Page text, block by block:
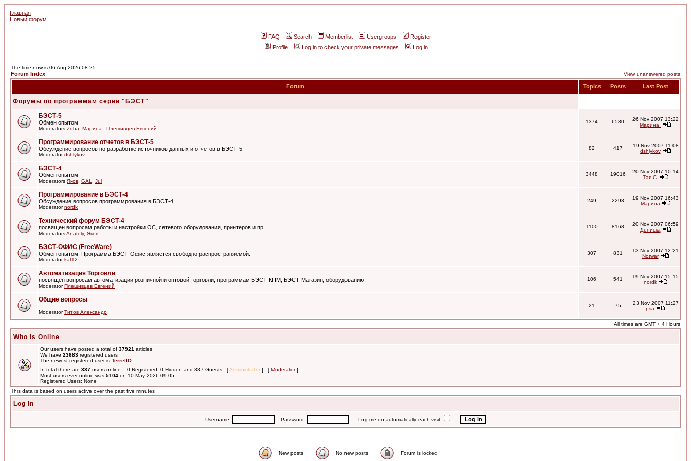
Главная
Новый форум
FAQ Search Memberlist Usergroups
Register
Profile
Log in to check your private messages Log in
The time now is 06 Aug 2026 08:25
Forum Index View unanswered posts
Forum Topics Posts Last Post
Форумы по программам серии "БЭСТ"
БЭСТ-5
Обмен опытом
Moderators Zoha Марина. Плешивцев Евгений
1374 6580
26 Nov 2007 13:22
Марина.
Программирование отчетов в БЭСТ-5
Обсуждение вопросов по разработке источников данных и отчетов в БЭСТ-5
Moderatordshlykov
82 417
19 Nov 2007 11:08
dshlykov
БЭСТ-4
Обмен опытом
Moderators Яков GAL Jul
3448 19016
20 Nov 2007 10:14
Тая С.
Программирование в БЭСТ-4
Обсуждение вопросов программрования в БЭСТ-4
Moderatornordk
249 2293
19 Nov 2007 16:43
Марина
Технический форум БЭСТ-4
посвящен вопросам работы и настройки ОС, сетевого оборудования, принтеров и пр.
ModeratorsAnatoly, Яков
1100 8168
20 Nov 2007 06:59
Дениска
БЭСТ-ОФИС (FreeWare)
Обмен опытом. Программа БЭСТ-Офис является свободно распространяемой.
Moderatorkat12
307 831
13 Nov 2007 12:21
Notwar
Автоматизация Торговли
посвящен вопросам автоматизации розничной и оптовой торговли, программам БЭСТ-КПМ, БЭСТ-Магазин, оборудованию.
ModeratorПлешивцев Евгений
106 541
19 Nov 2007 15:15
nordk
Общие вопросы
ModeratorТитов Александр
21 75
23 Nov 2007 11:27
psa
All times are GMT + 4 Hours
Who is Online
Our users have posted a total of 37921 articles
We have 23683 registered users
The newest registered user is TerrellO
In total there are 337 users online :: 0 Registered, 0 Hidden and 337 Guests [Administrator ] [ Moderator]
Most users ever online was 5104 on 10 May 2026 09:05
Registered Users: None
This data is based on users active over the past five minutes
Log in
Username: Password: Log me on automatically each visit
New posts No new posts Forum is locked